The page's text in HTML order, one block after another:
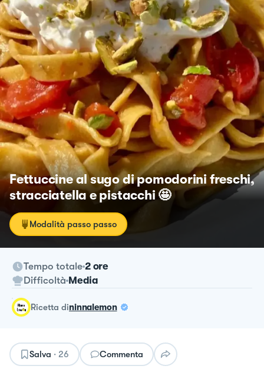
Fettuccine al sugo di pomodorini freschi,
stracciatella e pistacchi 🤩
Modalità passo passo
Tempo totale 2 ore
Difficoltà Media
ricetta dininnalemon
Salva · 26 Commenta